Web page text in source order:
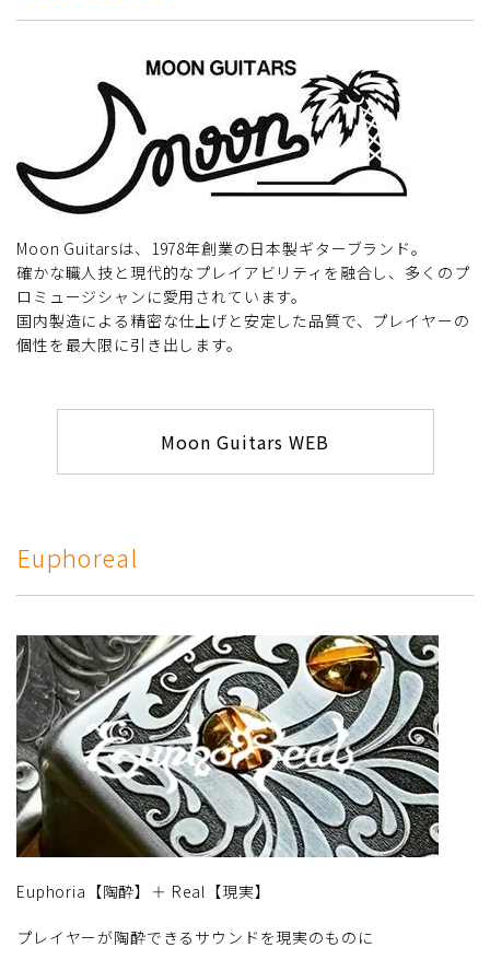
Moon Guitarsは、1978年創業の日本製ギターブランド。
確かな職人技と現代的なプレイアビリティを融合し、多くのプ
ロミュージシャンに愛用されています。
国内製造による精密な仕上げと安定した品質で、プレイヤーの
個性を最大限に引き出します。
Moon Guitars WEB
Euphoreal
Euphoria【陶酔】＋ Real【現実】
プレイヤーが陶酔できるサウンドを現実のものに